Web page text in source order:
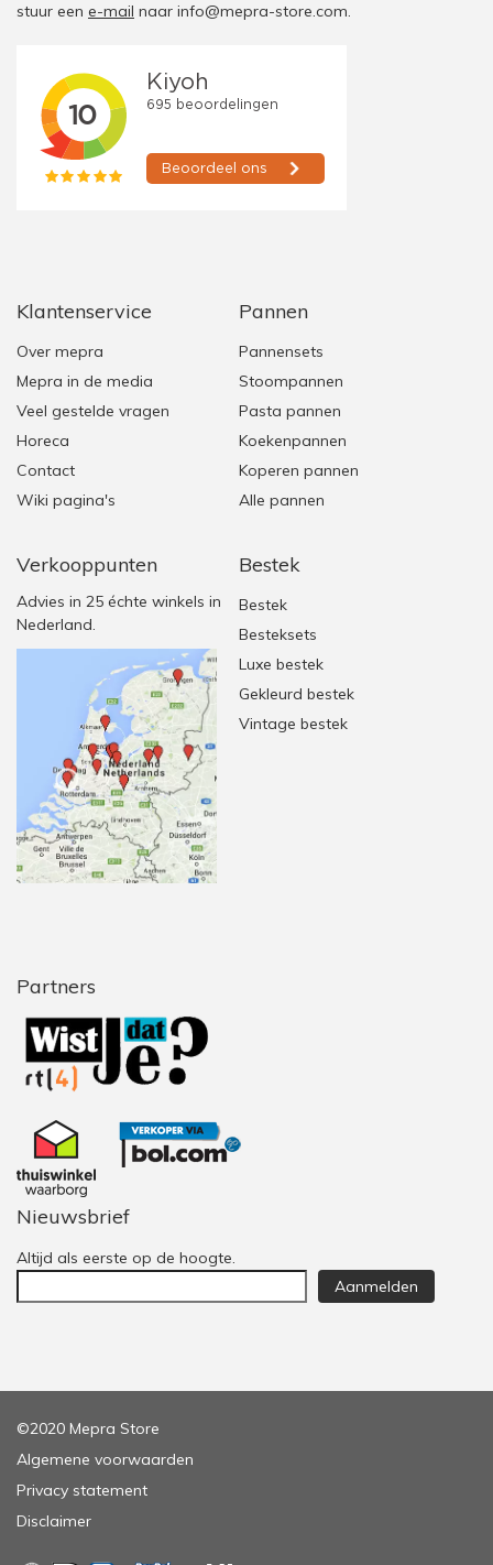
stuur een e-mail naar info@mepra-store.com.
Klantenservice
Over mepra
Mepra in de media
Veel gestelde vragen
Horeca
Contact
Wiki pagina's
Verkooppunten
Advies in 25 échte winkels in
Nederland.
Pannen
Pannensets
Stoompannen
Pasta pannen
Koekenpannen
Koperen pannen
Alle pannen
Bestek
Bestek
Besteksets
Luxe bestek
Gekleurd bestek
Vintage bestek
Partners
Nieuwsbrief
Altijd als eerste op de hoogte.
Aanmelden
©2020 Mepra Store
Algemene voorwaarden
Privacy statement
Disclaimer